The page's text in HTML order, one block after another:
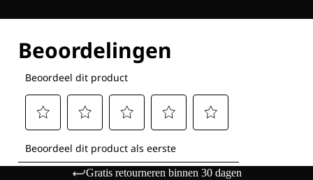
Gratis retourneren binnen 30 dagen